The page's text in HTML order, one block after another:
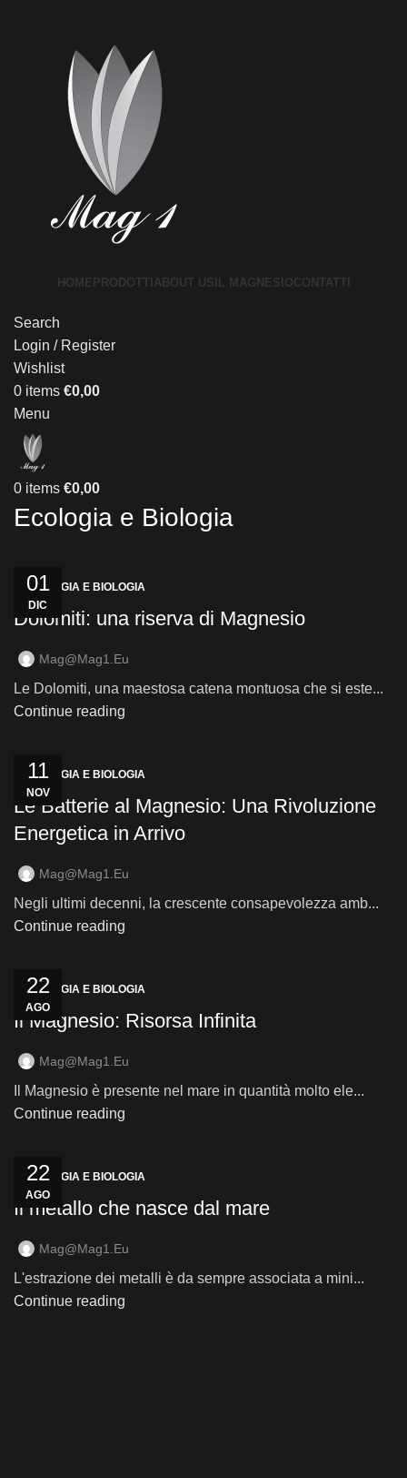
HOME PRODOTTI ABOUT US IL MAGNESIOCONTATTI
Search
Login / Register
Wishlist
0 items €0,00
Menu
0 items €0,00
Ecologia e Biologia
01
DIC
ECOLOGIA E BIOLOGIA
Dolomiti: una riserva di Magnesio
Mag@mag1.eu
Le Dolomiti, una maestosa catena montuosa che si este...
Continue reading
11
NOV
ECOLOGIA E BIOLOGIA
Le Batterie al Magnesio: Una Rivoluzione
Energetica in Arrivo
Mag@mag1.eu
Negli ultimi decenni, la crescente consapevolezza amb...
Continue reading
22
AGO
ECOLOGIA E BIOLOGIA
Il Magnesio: Risorsa Infinita
Mag@mag1.eu
Il Magnesio è presente nel mare in quantità molto ele...
Continue reading
22
AGO
ECOLOGIA E BIOLOGIA
Il metallo che nasce dal mare
Mag@mag1.eu
L'estrazione dei metalli è da sempre associata a mini...
Continue reading